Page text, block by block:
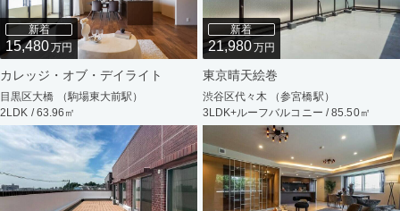
新着
15,480万円
カレッジ・オブ・デイライト
目黒区大橋 （駒場東大前駅）
2LDK / 63.96㎡
新着
21,980万円
東京晴天絵巻
渋谷区代々木 （参宮橋駅）
3LDK+ルーフバルコニー / 85.50㎡